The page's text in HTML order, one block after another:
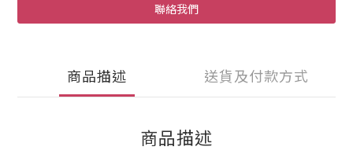
聯絡我們
商品描述 送貨及付款方式
商品描述